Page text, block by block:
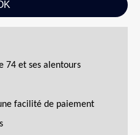
74 et ses alentours
facilité de paiement